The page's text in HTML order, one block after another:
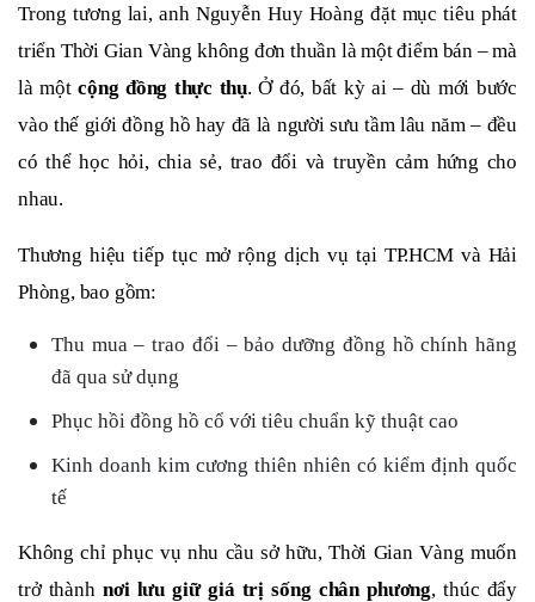
Trong tương lai, anh Nguyễn Huy Hoàng đặt mục tiêu phát
triển Thời Gian Vàng không đơn thuần là một điểm bán – mà
là mộtcộng đồng thực thụ. Ở đó, bất kỳ ai – dù mới bước
vào thế giới đồng hồ hay đã là người sưu tầm lâu năm – đều
có thể học hỏi, chia sẻ, trao đổi và truyền cảm hứng cho
nhau.
Thương hiệu tiếp tục mở rộng dịch vụ tại TP.HCM và Hải
Phòng, bao gồm:
Thu mua – trao đổi – bảo dưỡng đồng hồ chính hãng
đã qua sử dụng
Phục hồi đồng hồ cổ với tiêu chuẩn kỹ thuật cao
Kinh doanh kim cương thiên nhiên có kiểm định quốc
tế
Không chỉ phục vụ nhu cầu sở hữu, Thời Gian Vàng muốn
trở thành nơi lưu giữ giá trị sống chân phương, thúc đẩy